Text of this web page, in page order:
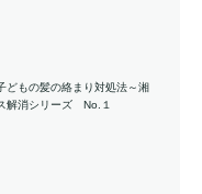
どもの髪の絡まり対処法～湘
解消シリーズ No.１